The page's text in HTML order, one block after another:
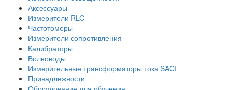
Аксессуары
Измерители RLC
Частотомеры
Измерители сопротивления
Калибраторы
Волноводы
Измерительные трансформаторы тока SACI
Принадлежности